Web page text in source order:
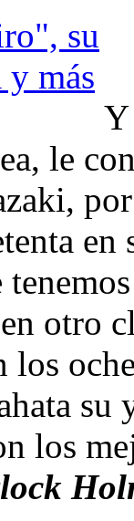
Y
le
otro
los
los